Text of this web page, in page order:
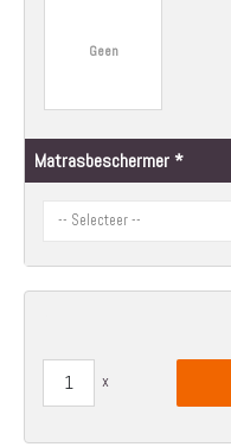
Geen
Matrasbeschermer